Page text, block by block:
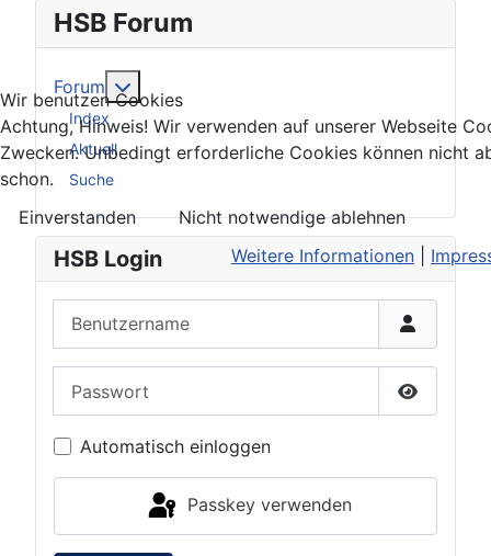
HSB Forum
Forum
Index
Aktuell
Suche
HSB Login
Passwort
Automatisch einloggen
Passkey verwenden
Wir benutzen Cookies
Achtung, Hinweis! Wir verwenden auf unserer Webseite
Zwecken. Unbedingt erforderliche Cookies können nicht
schon.
Einverstanden
Nicht notwendige ablehnen
Weitere Informationen